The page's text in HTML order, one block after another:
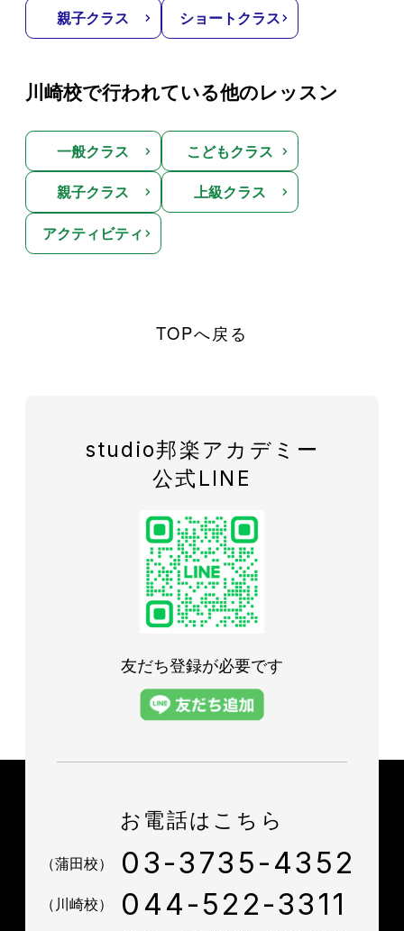
親子クラス ショートクラス
川崎校で行われている他のレッスン
一般クラス
こどもクラス
親子クラス
上級クラス
アクティビティ
TOPへ戻る
studio邦楽アカデミー
公式LINE
友だち登録が必要です
お電話はこちら
（蒲田校） 03-3735-4352
（川崎校） 044-522-3311